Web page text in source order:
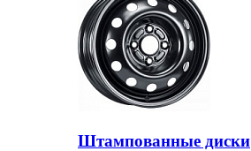
Штампованные диски